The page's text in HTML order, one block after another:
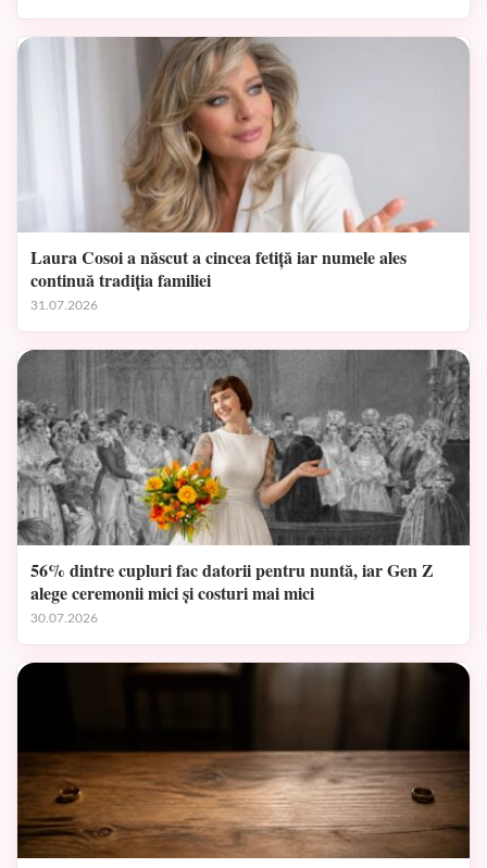
Laura Cosoi a născut a cincea fetiță iar numele ales
continuă tradiția familiei
31.07.2026
56% dintre cupluri fac datorii pentru nuntă, iar Gen Z
alege ceremonii mici și costuri mai mici
30.07.2026